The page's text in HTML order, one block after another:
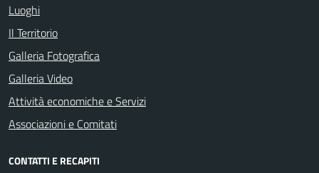
Luoghi
Il Territorio
Galleria Fotografica
Galleria Video
Attività economiche e Servizi
Associazioni e Comitati
CONTATTI E RECAPITI